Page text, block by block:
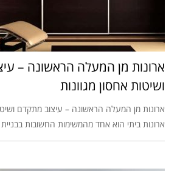
ארונות מן המעלה הראשונה –
ושיטות אחסון מגוונות
ארונות מן המעלה הראשונה – עיצוב מתקדם
ארונות ביתי הוא אחד מהמשימות החשובות בבניית